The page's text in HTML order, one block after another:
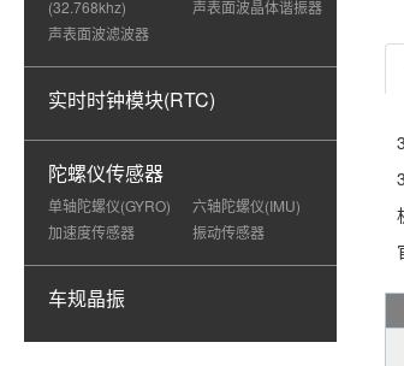
(32.768khz)
声表面波晶体谐振器
声表面波滤波器
实时时钟模块(RTC)
陀螺仪传感器
单轴陀螺仪(GYRO)
六轴陀螺仪(IMU)
加速度传感器
振动传感器
车规晶振